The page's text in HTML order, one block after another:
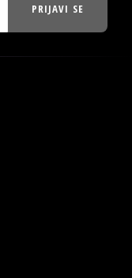
PRIJAVI SE